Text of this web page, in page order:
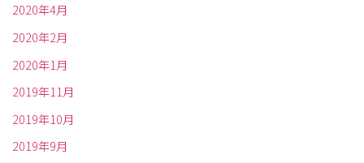
2020年4月
2020年2月
2020年1月
2019年11月
2019年10月
2019年9月